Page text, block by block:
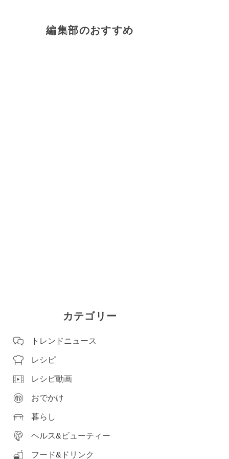
編集部のおすすめ
カテゴリー
トレンドニュース
レシピ
レシピ動画
おでかけ
暮らし
ヘルス&ビューティー
フード&ドリンク